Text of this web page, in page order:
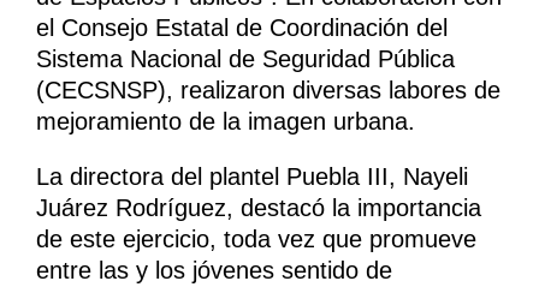
el Consejo Estatal de Coordinación del
Sistema Nacional de Seguridad Pública
(CECSNSP), realizaron diversas labores de
mejoramiento de la imagen urbana.
La directora del plantel Puebla III, Nayeli
Juárez Rodríguez, destacó la importancia
de este ejercicio, toda vez que promueve
entre las y los jóvenes sentido de